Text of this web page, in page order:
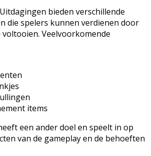
bieden verschillende
die spelers kunnen verdienen door
Veelvoorkomende
items
een ander doel en speelt in op
van de gameplay en de behoeften